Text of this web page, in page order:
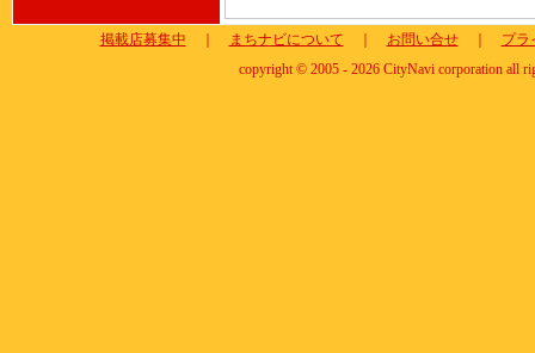
掲載店募集中 まちナビについて お問い合せ｜
プラ
copyright © 2005 - 2026 CityNavi corporation all